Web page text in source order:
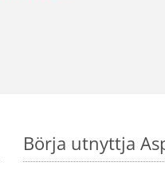
Börja utnyttja